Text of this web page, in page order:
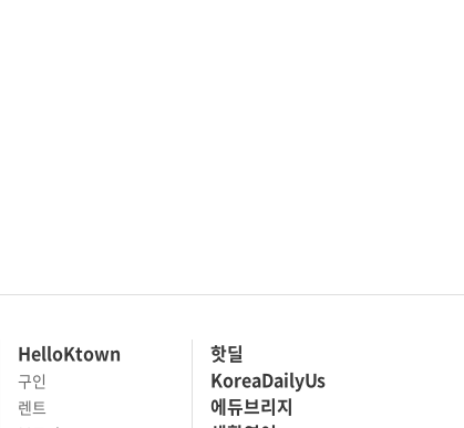
HelloKtown
구인
렌트
핫딜
KoreaDailyUs
에듀브리지